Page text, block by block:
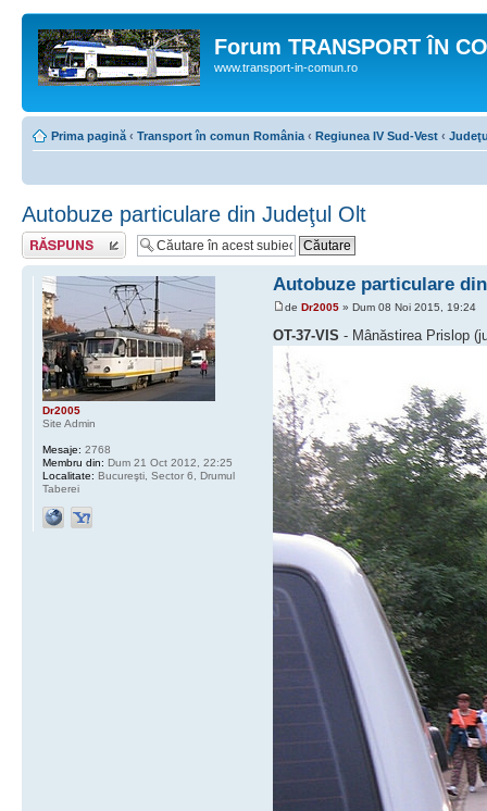
Forum TRANSPORT ÎN
www.transport-in-comun.ro
Prima pagină ‹ Transport în comun România ‹ Regiunea IV Sud-Vest ‹
Autobuze particulare din Judeţul Olt
Răspunde
Autobuze particulare
de Dr2005» Dum 08 Noi 2015, 19:24
OT-37-VIS - Mânăstirea Prislop
Dr2005
Site Admin
Mesaje: 2768
Membru din: Dum 21 Oct 2012, 22:25
Localitate: Bucureşti, Sector 6, Drumul
Taberei